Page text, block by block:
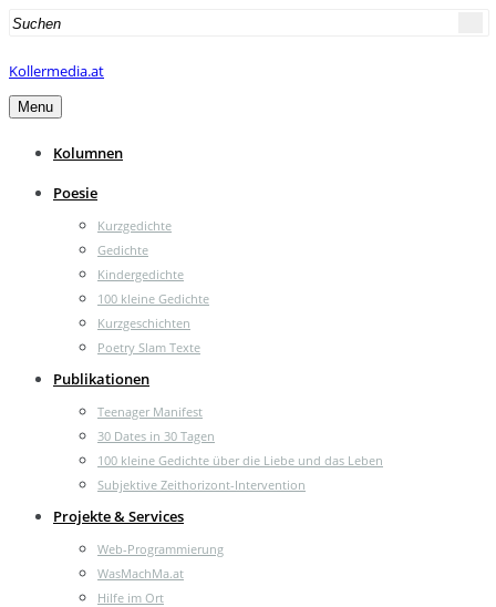
Search
Kollermedia.at
Menu
Kolumnen
Poesie
Kurzgedichte
Gedichte
Kindergedichte
100 kleine Gedichte
Kurzgeschichten
Poetry Slam Texte
Publikationen
Teenager Manifest
30 Dates in 30 Tagen
100 kleine Gedichte über die Liebe und das Leben
Subjektive Zeithorizont-Intervention
Projekte & Services
Web-Programmierung
WasMachMa.at
Hilfe im Ort